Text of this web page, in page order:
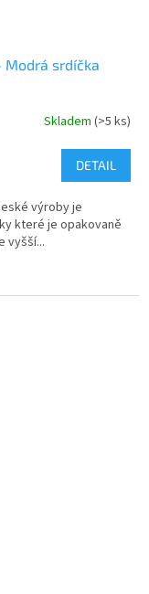
Modrá srdíčka
Skladem(>5 ks)
DETAIL
výroby je
které je opakovaně
vyšší...